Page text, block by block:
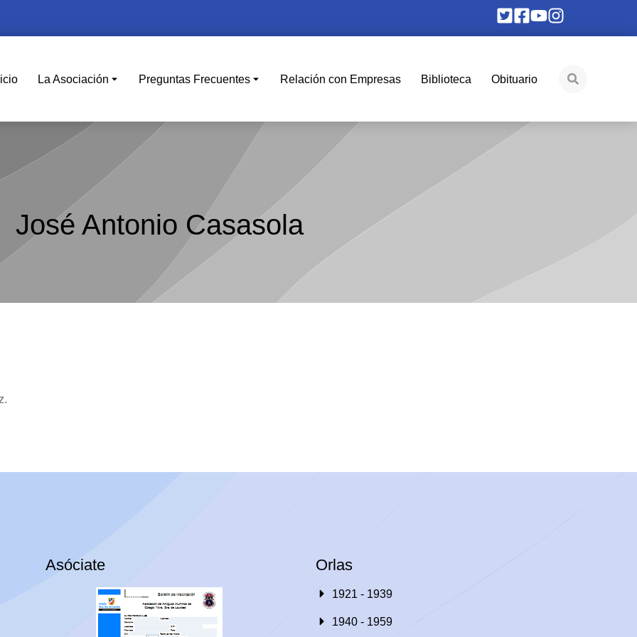
La Asociación Preguntas Frecuentes Relación con Empresas Biblioteca Obituario
José Antonio Casasola
Asóciate Orlas
1921 - 1939
1940 - 1959